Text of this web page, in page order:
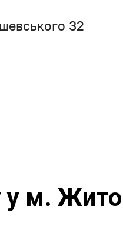
32
у м.